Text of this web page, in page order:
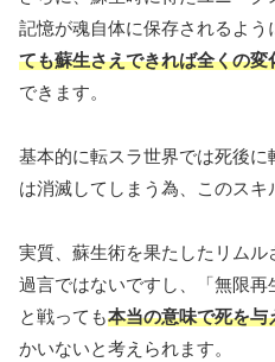
記憶が魂自体に保存されるよう
ても蘇生さえできれば全くの変
できます。
基本的に転スラ世界では死後
は消滅してしまう為、このスキ
実質、蘇生術を果たしたリム
過言ではないですし、「無限
と戦っても本当の意味で死を与
かいないと考えられます。